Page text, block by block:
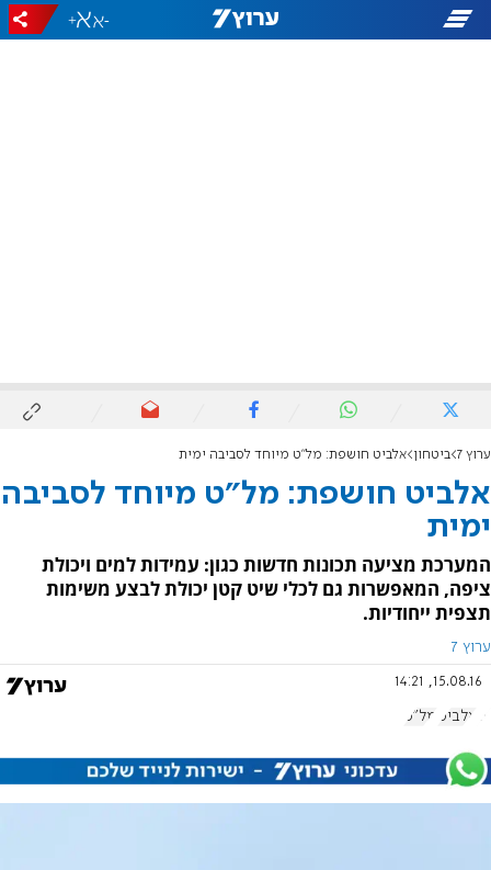
-
+
ערוץ 7 ביטחון אלביט חושפת: מל"ט מיוחד לסביבה ימית
אלביט חושפת: מל"ט מיוחד לסביבה
ימית
המערכת מציעה תכונות חדשות כגון: עמידות למים ויכולת
ציפה, המאפשרות גם לכלי שיט קטן יכולת לבצע משימות
תצפית ייחודיות.
ערוץ 7
15.08.16, 14:21
ים אלביט מל"ט